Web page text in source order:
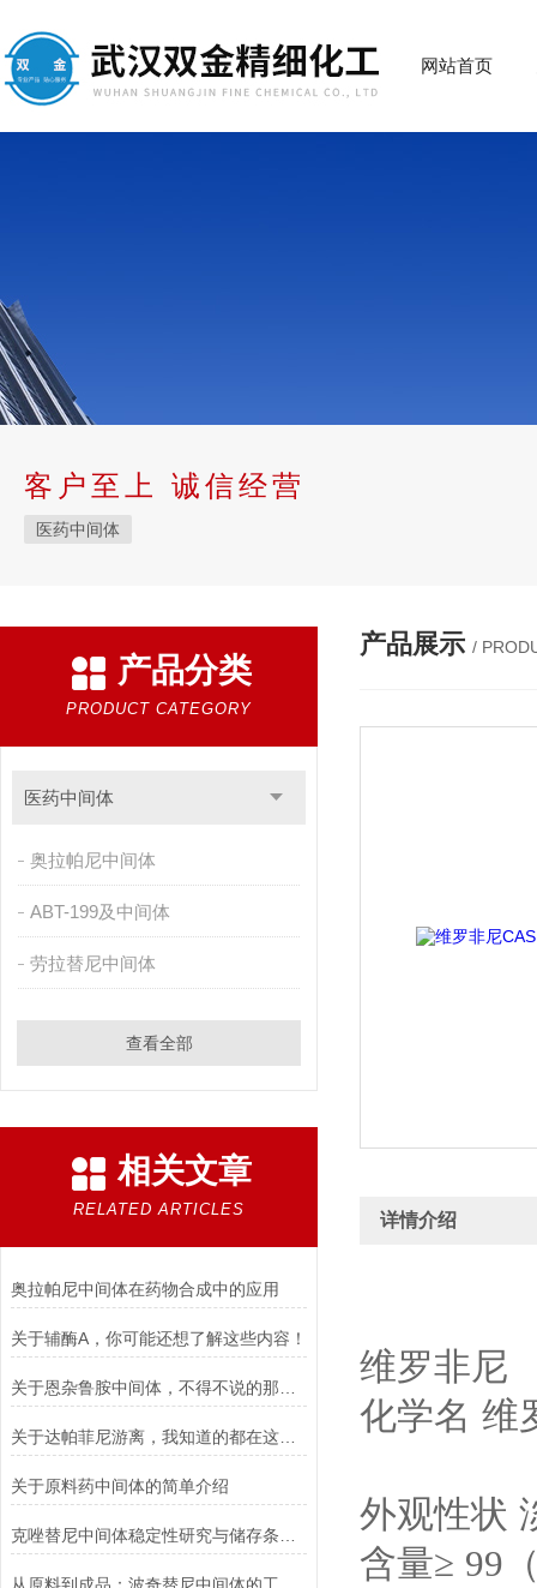
网站首页
客户至上 诚信经营
医药中间体
产品分类
PRODUCT CATEGORY
医药中间体
奥拉帕尼中间体
ABT-199及中间体
劳拉替尼中间体
查看全部
相关文章
RELATED ARTICLES
奥拉帕尼中间体在药物合成中的应用
关于辅酶A，你可能还想了解这些内容！
关于达帕菲尼游离，我知道的都在这儿了！
关于原料药中间体的简单介绍
产品展示 /
详情介绍
维罗非尼
化学名 维
外观性状
含量≥ 99